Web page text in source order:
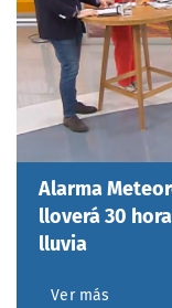
Alarma
lloverá 30
lluvia
Ver más